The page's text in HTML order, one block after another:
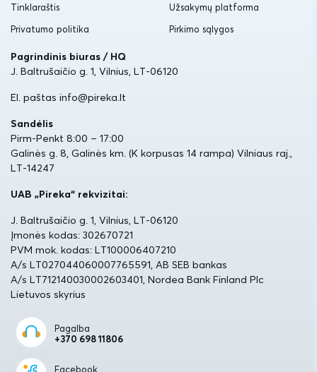
Tinklaraštis
Privatumo politika
Užsakymų platforma
Pirkimo sąlygos
Pagrindinis biuras / HQ
J. Baltrušaičio g. 1, Vilnius, LT-06120
El. paštas info@pireka.lt
Sandėlis
Pirm-Penkt 8:00 – 17:00
Galinės g. 8, Galinės km. (K korpusas 14 rampa) Vilniaus raj.,
LT-14247
UAB „Pireka“ rekvizitai:
J. Baltrušaičio g. 1, Vilnius, LT-06120
Įmonės kodas: 302670721
PVM mok. kodas: LT100006407210
A/s LT027044060007765591, AB SEB bankas
A/s LT712140030002603401, Nordea Bank Finland Plc
Lietuvos skyrius
Pagalba
+370 698 11806
Facebook